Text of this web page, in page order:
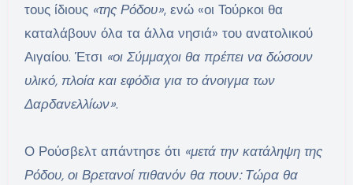
τους ίδιους «της Ρόδου», ενώ «οι Τούρκοι θα
καταλάβουν όλα τα άλλα νησιά» του ανατολικού
Αιγαίου. Έτσι «οι Σύμμαχοι θα πρέπει να δώσουν
υλικό, πλοία και εφόδια για το άνοιγμα των
Δαρδανελλίων».
Ο Ρούσβελτ απάντησε ότι «μετά την κατάληψη της
Ρόδου, οι Βρετανοί πιθανόν θα πουν: Τώρα θα